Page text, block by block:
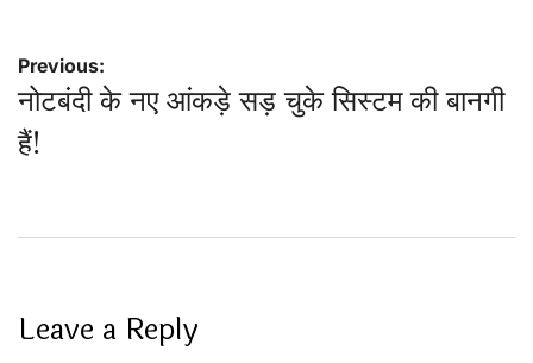
Post
navigation
Previous:
नोटबंदी के नए आंकड़े सड़ चुके सिस्टम की बानगी
हैं!
Leave a Reply